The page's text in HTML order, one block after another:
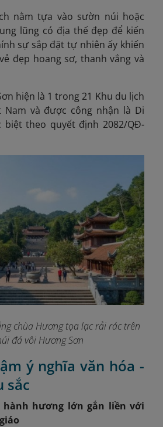
nằm tựa vào sườn núi hoặc
lũng có địa thế đẹp để kiến
sự sắp đặt tự nhiên ấy khiến
đẹp hoang sơ, thanh vắng và
hiện là 1 trong 21 Khu du lịch
Nam và được công nhận là Di
biệt theo quyết định 2082/QĐ-
chùa Hương tọa lạc rải rác trên
đá vôi Hương Sơn
ý nghĩa văn hóa -
sắc
hành hương lớn gắn liền với